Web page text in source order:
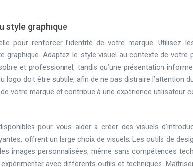
style graphique
pour renforcer l’identité de votre marque. Utilisez
graphique. Adaptez le style visuel au contexte de votre
et professionnel, tandis qu’une présentation
logo doit être subtile, afin de ne pas distraire l’attention
votre marque et contribue à une expérience utilisateur
pour vous aider à créer des visuels
offrent un large choix de visuels. Les outils de
images personnalisées, même sans compétences
avec différents outils et techniques.